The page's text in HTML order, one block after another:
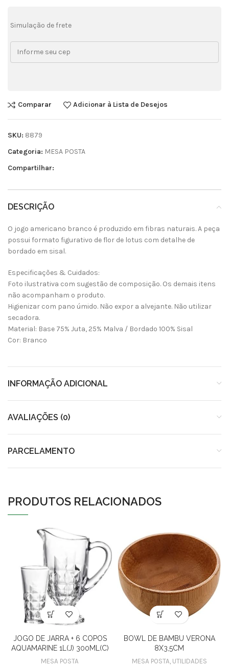
Simulação de frete
Comparar Adicionar à Lista de Desejos
SKU: 8879
Categoria: MESA POSTA
Compartilhar:
DESCRIÇÃO
O jogo americano branco é produzido em fibras naturais. A peça
possui formato figurativo de flor de lotus com detalhe de
bordado em sisal.
Especificações & Cuidados:
Foto ilustrativa com sugestão de composição. Os demais itens
não acompanham o produto.
Higienizar com pano úmido. Não expor a alvejante. Não utilizar
secadora.
Material: Base 75% Juta, 25% Malva / Bordado 100% Sisal
Cor: Branco
INFORMAÇÃO ADICIONAL
AVALIAÇÕES (0)
PARCELAMENTO
PRODUTOS RELACIONADOS
JOGO DE JARRA + 6 COPOS
AQUAMARINE 1L(J) 300ML(C)
MESA POSTA
BOWL DE BAMBU VERONA
8X3,5CM
MESA POSTA UTILIDADES